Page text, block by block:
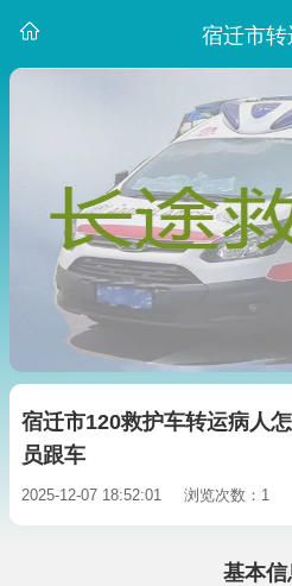
宿迁市转
宿迁市120救护车转运病人
员跟车
2025-12-07 18:52:01 浏览次数：1
基本信